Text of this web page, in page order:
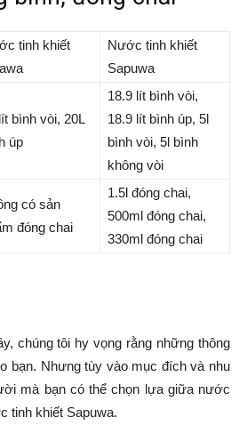
tinh khiết
Nước tinh khiết
Sapuwa
bình vòi, 20L
úp
18.9 lít bình vòi,
18.9 lít bình úp, 5l
bình vòi, 5l bình
không vòi
có sản
đóng chai
1.5l đóng chai,
500ml đóng chai,
330ml đóng chai
chúng tôi hy vọng rằng những thông
bạn. Nhưng tùy vào mục đích và nhu
mà bạn có thể chọn lựa giữa nước
tinh khiết Sapuwa.